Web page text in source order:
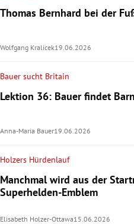
Thomas Bernhard bei der
Wolfgang Kralicek19.06.2026
Bauer sucht Britain
Lektion 36: Bauer findet
Anna-Maria Bauer19.06.2026
Holzers Hürdenlauf
Manchmal wird aus der
Superhelden-Emblem
Elisabeth Holzer-Ottawa15.06.2026